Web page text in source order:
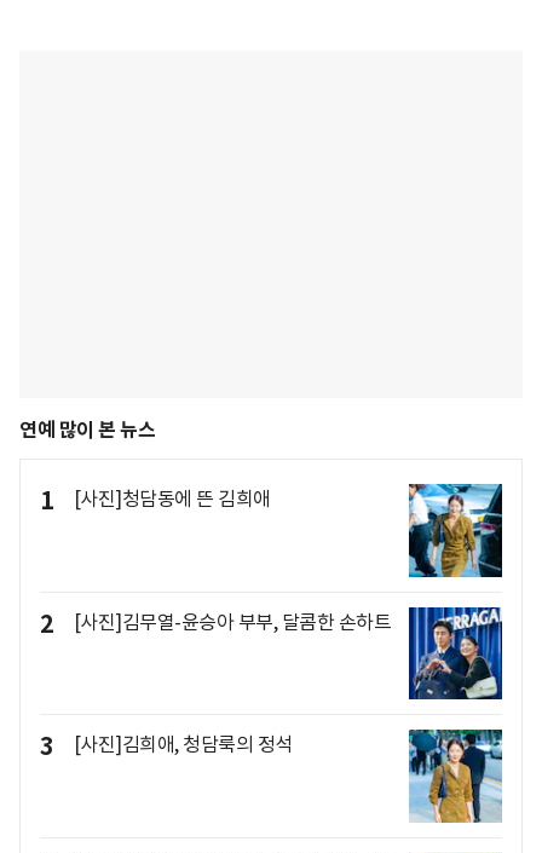
연예 많이 본 뉴스
1 [사진]청담동에 뜬 김희애
2 [사진]김무열-윤승아 부부, 달콤한 손하트
3 [사진]김희애, 청담룩의 정석